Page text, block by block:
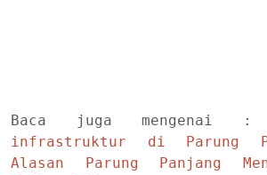
Baca juga mengenai
infrastruktur di Parung
Alasan Parung Panjang